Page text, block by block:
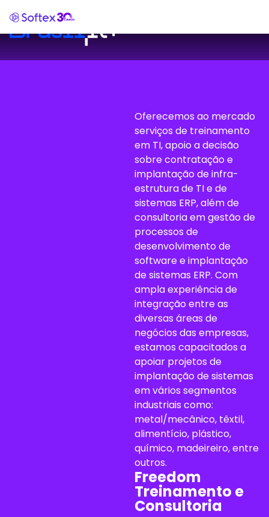
Oferecemos ao mercado
serviços de treinamento
em TI, apoio a decisão
sobre contratação e
implantação de infra-
estrutura de TI e de
sistemas ERP, além de
consultoria em gestão de
processos de
desenvolvimento de
software e implantação
de sistemas ERP. Com
ampla experiência de
integração entre as
diversas áreas de
negócios das empresas,
estamos capacitados a
apoiar projetos de
implantação de sistemas
em vários segmentos
industriais como:
metal/mecânico, têxtil,
alimentício, plástico,
químico, madeireiro, entre
outros.
Freedom
Treinamento e
Consultoria